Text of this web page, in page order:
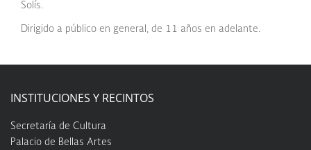
Solís.
Dirigido a público en general, de 11 años en adelante.
INSTITUCIONES Y RECINTOS
Secretaría de Cultura
Palacio de Bellas Artes